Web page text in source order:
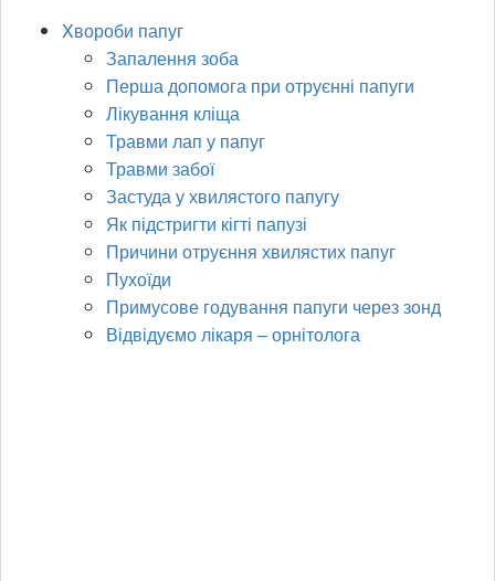
Xвороби папуг
Запалення зоба
Перша допомога при отруєнні папуги
Лікування кліща
Травми лап у папуг
Травми забої
Застуда у хвилястого папугу
Як підстригти кігті папузі
Причини отруєння хвилястих папуг
Пухоїди
Примусове годування папуги через зонд
Відвідуємо лікаря – орнітолога